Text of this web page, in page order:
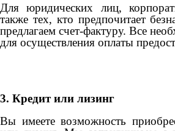
Для юридических лиц,
также тех, кто предпочитает
предлагаем счет-фактуру. Все
для осуществления оплаты
3. Кредит или лизинг
Вы имеете возможность